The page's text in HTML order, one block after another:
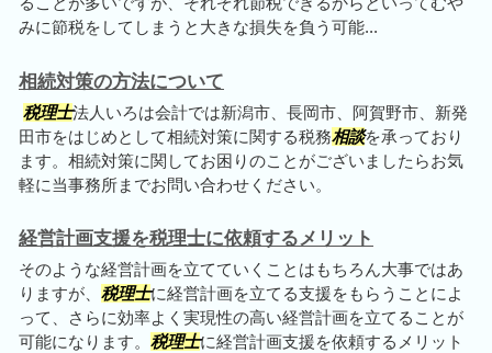
みに節税をしてしまうと大きな損失を負う可能...
相続対策の方法について
税理士法人いろは会計では新潟市、長岡市、阿賀野市、新発
田市をはじめとして相続対策に関する税務相談を承っており
ます。相続対策に関してお困りのことがございましたらお気
軽に当事務所までお問い合わせください。
経営計画支援を税理士に依頼するメリット
そのような経営計画を立てていくことはもちろん大事ではあ
りますが、 税理士に経営計画を立てる支援をもらうことによ
って、さらに効率よく実現性の高い経営計画を立てることが
可能になります。 税理士に経営計画支援を依頼するメリット